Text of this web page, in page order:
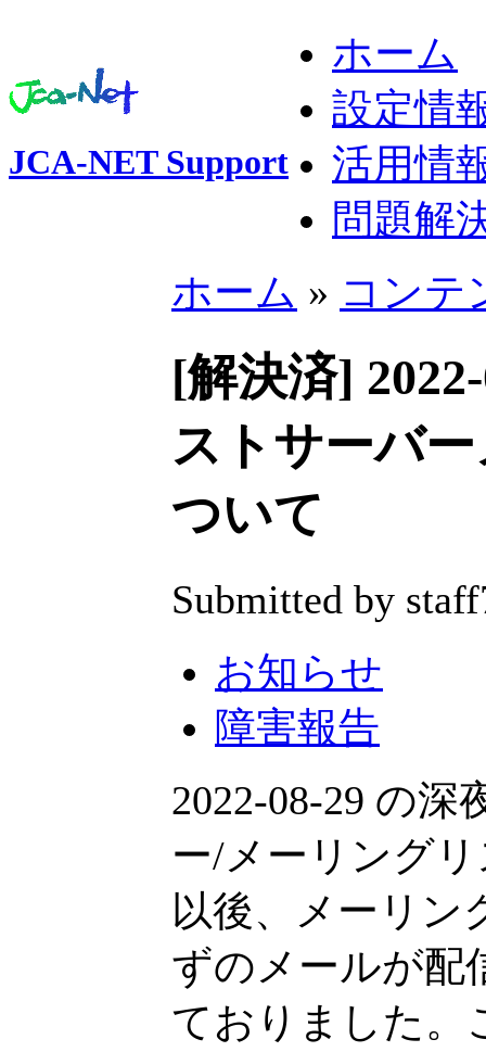
JCA-NET Support
ホーム
設定情
活用情
問題解
ホーム » コンテ
[解決済]
ストサーバ
ついて
Submitted by
お知らせ
障害報告
2022-08-29 の
ー/メーリング
以後、メーリン
ずのメールが配
ておりました。